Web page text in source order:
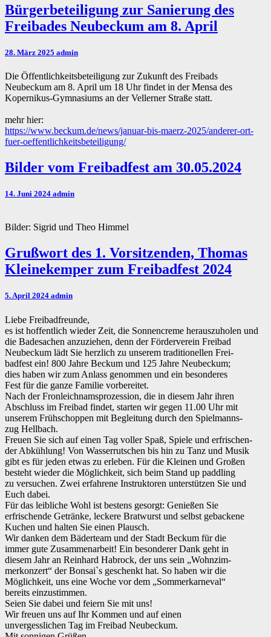
Bürgerbeteiligung
zur
Sanierung
Freibades
am
8.
April
Bürgerbeteiligung zur Sanierung des
Freibades Neubeckum am 8. April
28. März 2025 admin
Die Öffentlichkeitsbeteiligung zur Zukunft des Freibads
Neubeckum am 8. April um 18 Uhr findet in der Mensa des
Kopernikus-Gymnasiums an der Vellerner Straße statt.
mehr hier:
https://www.beckum.de/news/januar-bis-maerz-2025/anderer-ort-
fuer-oeffentlichkeitsbeteiligung/
Bilder
vom
am
Bilder vom Freibadfest am 30.05.2024
14. Juni 2024 admin
Bilder: Sigrid und Theo Himmel
Grußwort
des
1.
Thomas
zum
Freibadfest
2024
Grußwort des 1. Vorsitzenden, Thomas
Kleinekemper zum Freibadfest 2024
5. April 2024 admin
Liebe Freibadfreunde,
es ist hoffentlich wieder Zeit, die Sonnencreme herauszuholen und
die Badesachen anzuziehen, denn der Förderverein Freibad
Neubeckum lädt Sie herzlich zu unserem traditionellen Frei-
badfest ein! 800 Jahre Beckum und 125 Jahre Neubeckum;
dies haben wir zum Anlass genommen und ein besonderes
Fest für die ganze Familie vorbereitet.
Nach der Fronleichnamsprozession, die in diesem Jahr ihren
Abschluss im Freibad findet, starten wir gegen 11.00 Uhr mit
unserem Frühschoppen mit Begleitung durch den Spielmanns-
zug Hellbach.
Freuen Sie sich auf einen Tag voller Spaß, Spiele und erfrischen-
der Abkühlung! Von Wasserrutschen bis hin zu Tanz und Musik
gibt es für jeden etwas zu erleben. Für die Kleinen und Großen
besteht wieder die Möglichkeit, sich beim Stand up paddling
zu versuchen. Zwei erfahrene Instruktoren unterstützen Sie und
Euch dabei.
Für das leibliche Wohl ist bestens gesorgt: Genießen Sie
erfrischende Getränke, leckere Bratwurst und selbst gebackene
Kuchen und halten Sie einen Plausch.
Wir danken dem Bäderteam und der Stadt Beckum für die
immer gute Zusammenarbeit! Ein besonderer Dank geht in
diesem Jahr an Reinhard Habrock, der uns sein „Wohnzim-
merkonzert“ der Bonsai`s geschenkt hat. So haben wir die
Möglichkeit, uns eine Woche vor dem „Sommerkarneval“
bereits einzustimmen.
Seien Sie dabei und feiern Sie mit uns!
Wir freuen uns auf Ihr Kommen und auf einen
unvergesslichen Tag im Freibad Neubeckum.